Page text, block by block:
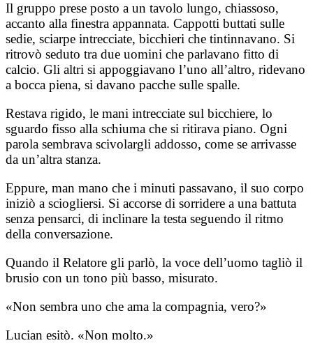
Il gruppo prese posto a un tavolo lungo, chiassoso,
accanto alla finestra appannata. Cappotti buttati sulle
sedie, sciarpe intrecciate, bicchieri che tintinnavano. Si
ritrovò seduto tra due uomini che parlavano fitto di
calcio. Gli altri si appoggiavano l’uno all’altro, ridevano
a bocca piena, si davano pacche sulle spalle.
Restava rigido, le mani intrecciate sul bicchiere, lo
sguardo fisso alla schiuma che si ritirava piano. Ogni
parola sembrava scivolargli addosso, come se arrivasse
da un’altra stanza.
Eppure, man mano che i minuti passavano, il suo corpo
iniziò a sciogliersi. Si accorse di sorridere a una battuta
senza pensarci, di inclinare la testa seguendo il ritmo
della conversazione.
Quando il Relatore gli parlò, la voce dell’uomo tagliò il
brusio con un tono più basso, misurato.
«Non sembra uno che ama la compagnia, vero?»
Lucian esitò. «Non molto.»